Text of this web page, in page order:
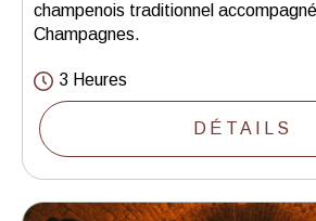
champenois traditionnel
Champagnes.
3 Heures
DÉTAILS